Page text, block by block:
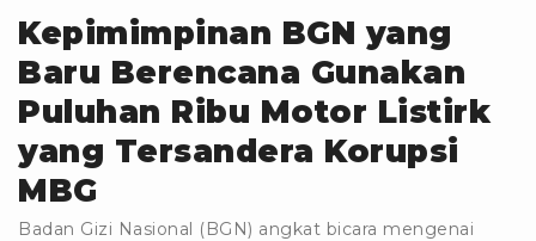
Kepimimpinan BGN yang
Baru Berencana Gunakan
Puluhan Ribu Motor Listirk
yang Tersandera Korupsi
MBG
Badan Gizi Nasional (BGN) angkat bicara mengenai